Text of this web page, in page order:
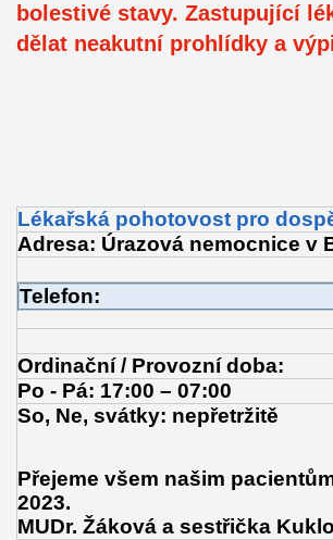
bolestivé stavy. Zastupující
dělat neakutní prohlídky a
Lékařská pohotovost pro
Adresa: Úrazová nemocnice v
Telefon:
Ordinační / Provozní doba:
Po - Pá: 17:00 – 07:00
So, Ne, svátky: nepřetržitě
Přejeme všem našim
2023.
MUDr. Žáková a sestřička